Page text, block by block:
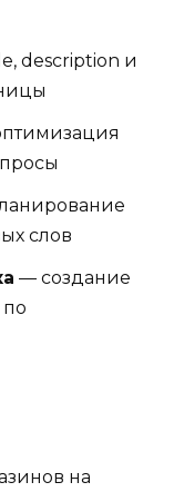
description и
слов
— создание
на